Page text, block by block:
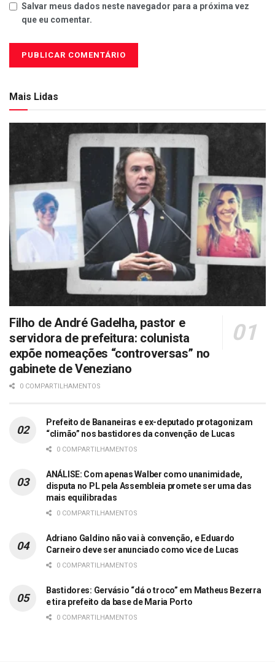
Salvar meus dados neste navegador para a próxima vez
que eu comentar.
Mais Lidas
Filho de André Gadelha, pastor e
servidora de prefeitura: colunista
expõe nomeações “controversas” no
gabinete de Veneziano
0 COMPARTILHAMENTOS
Prefeito de Bananeiras e ex-deputado protagonizam
“climão” nos bastidores da convenção de Lucas
0 COMPARTILHAMENTOS
ANÁLISE: Com apenas Walber como unanimidade,
disputa no PL pela Assembleia promete ser uma das
mais equilibradas
0 COMPARTILHAMENTOS
Adriano Galdino não vai à convenção, e Eduardo
Carneiro deve ser anunciado como vice de Lucas
0 COMPARTILHAMENTOS
Bastidores: Gervásio “dá o troco” em Matheus Bezerra
e tira prefeito da base de Maria Porto
0 COMPARTILHAMENTOS